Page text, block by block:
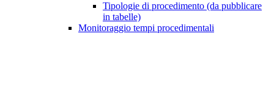
Tipologie di procedimento (da pubblicare
in tabelle)
Monitoraggio tempi procedimentali